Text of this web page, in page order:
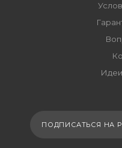
ПОДПИСАТЬСЯ НА